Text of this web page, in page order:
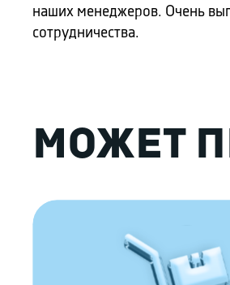
наших менеджеров. Очень
сотрудничества.
МОЖЕТ